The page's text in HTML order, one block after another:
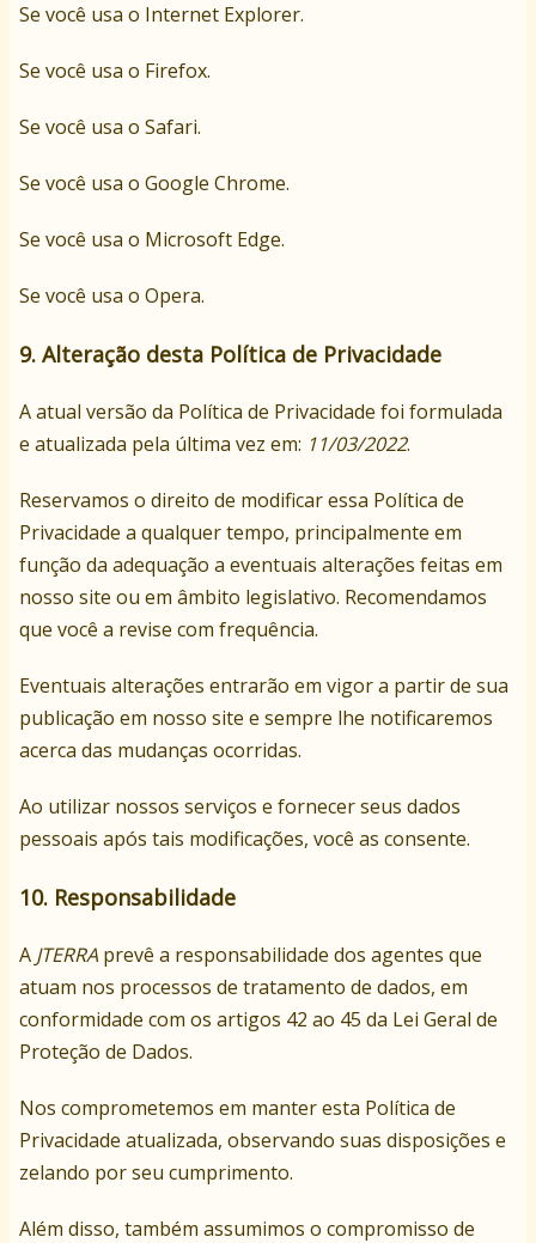
Se você usa o Internet Explorer.
Se você usa o Firefox.
Se você usa o Safari.
Se você usa o Google Chrome.
Se você usa o Microsoft Edge.
Se você usa o Opera.
9. Alteração desta Política de Privacidade
A atual versão da Política de Privacidade foi formulada
e atualizada pela última vez em: 11/03/2022.
Reservamos o direito de modificar essa Política de
Privacidade a qualquer tempo, principalmente em
função da adequação a eventuais alterações feitas em
nosso site ou em âmbito legislativo. Recomendamos
que você a revise com frequência.
Eventuais alterações entrarão em vigor a partir de sua
publicação em nosso site e sempre lhe notificaremos
acerca das mudanças ocorridas.
Ao utilizar nossos serviços e fornecer seus dados
pessoais após tais modificações, você as consente.
10. Responsabilidade
A JTERRA prevê a responsabilidade dos agentes que
atuam nos processos de tratamento de dados, em
conformidade com os artigos 42 ao 45 da Lei Geral de
Proteção de Dados.
Nos comprometemos em manter esta Política de
Privacidade atualizada, observando suas disposições e
zelando por seu cumprimento.
Além disso, também assumimos o compromisso de